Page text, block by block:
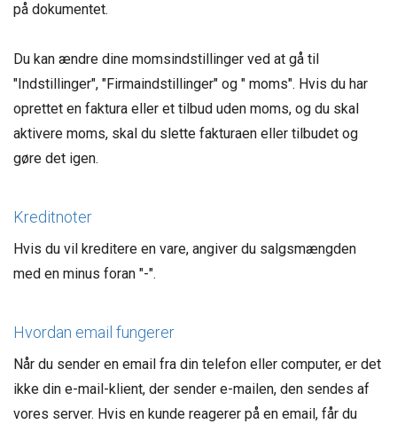
på dokumentet.
Du kan ændre dine momsindstillinger ved at gå til
"Indstillinger", "Firmaindstillinger" og " moms". Hvis du har
oprettet en faktura eller et tilbud uden moms, og du skal
aktivere moms, skal du slette fakturaen eller tilbudet og
gøre det igen.
Kreditnoter
Hvis du vil kreditere en vare, angiver du salgsmængden
med en minus foran "-".
Hvordan email fungerer
Når du sender en email fra din telefon eller computer, er det
ikke din e-mail-klient, der sender e-mailen, den sendes af
vores server. Hvis en kunde reagerer på en email, får du